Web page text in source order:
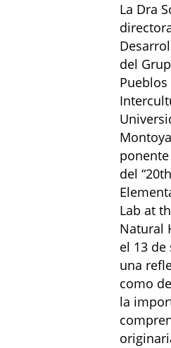
La Dra
del
del
Lab at
Natural
el 13
una
como
la